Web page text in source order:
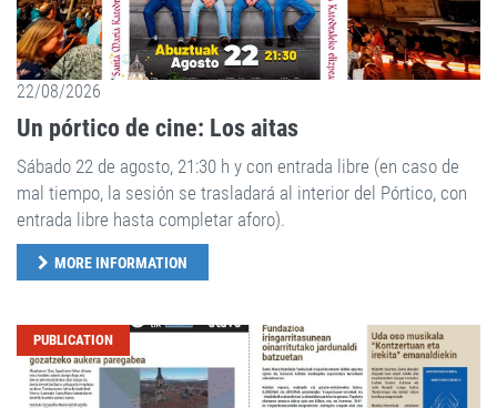
22/08/2026
Un pórtico de cine: Los aitas
Sábado 22 de agosto, 21:30 h y con entrada libre (en caso de
mal tiempo, la sesión se trasladará al interior del Pórtico, con
entrada libre hasta completar aforo).
MORE INFORMATION
PUBLICATION